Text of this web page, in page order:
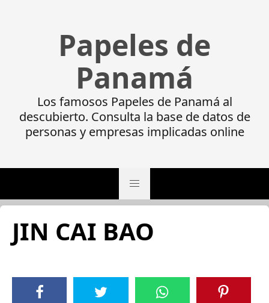
Papeles de
Panamá
Los famosos Papeles de Panamá al
descubierto. Consulta la base de datos de
personas y empresas implicadas online
JIN CAI BAO